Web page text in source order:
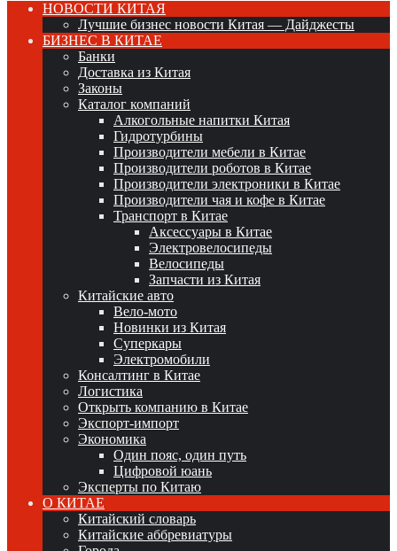
НОВОСТИ КИТАЯ
Лучшие бизнес новости Китая — Дайджесты
БИЗНЕС В КИТАЕ
Банки
Доставка из Китая
Законы
Каталог компаний
Алкогольные напитки Китая
Гидротурбины
Производители мебели в Китае
Производители роботов в Китае
Производители электроники в Китае
Производители чая и кофе в Китае
Транспорт в Китае
Аксессуары в Китае
Электровелосипеды
Велосипеды
Запчасти из Китая
Китайские авто
Вело-мото
Новинки из Китая
Суперкары
Электромобили
Консалтинг в Китае
Логистика
Открыть компанию в Китае
Экспорт-импорт
Экономика
Один пояс, один путь
Цифровой юань
Эксперты по Китаю
О КИТАЕ
Китайский словарь
Китайские аббревиатуры